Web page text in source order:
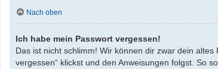
Nach oben
Ich habe mein Passwort vergessen!
Das ist nicht schlimm! Wir können dir zwar dein
vergessen“ klickst und den Anweisungen folgst. So